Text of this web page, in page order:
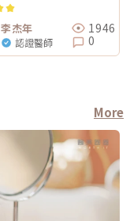
李杰年
認證醫師
1946
0
More